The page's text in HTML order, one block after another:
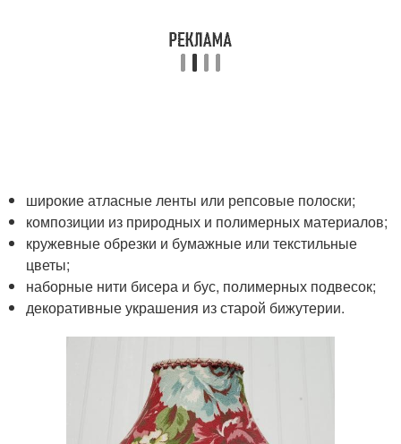
широкие атласные ленты или репсовые полоски;
композиции из природных и полимерных материалов;
кружевные обрезки и бумажные или текстильные
цветы;
наборные нити бисера и бус, полимерных подвесок;
декоративные украшения из старой бижутерии.